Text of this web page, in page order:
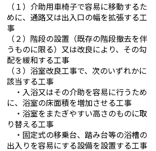
（１）介助用車椅子で容易に移動するた
めに、通路又は出入口の幅を拡張する工
事
（２）階段の設置（既存の階段撤去を伴
うものに限る）又は改良により、その勾
配を緩和する工事
（３）浴室改良工事で、次のいずれかに
該当する工事
・入浴又はその介助を容易に行うため
に、浴室の床面積を増加させる工事
・浴室をまたぎやすい高さのものに取
り替える工事
・固定式の移乗台、踏み台等の浴槽の
出入りを容易にする設備を設置する工事